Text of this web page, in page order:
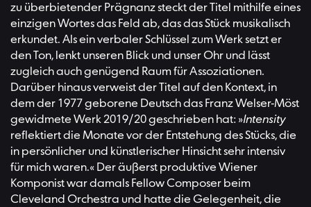
zu überbietender Prägnanz steckt der Titel mithilfe eines
einzigen Wortes das Feld ab, das das Stück musikalisch
erkundet. Als ein verbaler Schlüssel zum Werk setzt er
den Ton, lenkt unseren Blick und unser Ohr und lässt
zugleich auch genügend Raum für Assoziationen.
Darüber hinaus verweist der Titel auf den Kontext, in
dem der 1977 geborene Deutsch das Franz Welser-Möst
gewidmete Werk 2019/20 geschrieben hat: »Intensity
reflektiert die Monate vor der Entstehung des Stücks, die
in persönlicher und künstlerischer Hinsicht sehr intensiv
für mich waren.« Der äußerst produktive Wiener
Komponist war damals Fellow Composer beim
Cleveland Orchestra und hatte die Gelegenheit, die